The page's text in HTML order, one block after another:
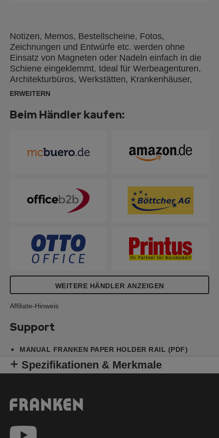
Notizen, Memos, Bestellscheine, Fotos,
Zeichnungen und Entwürfe etc. werden ohne
Einsatz von Magneten oder Nadeln einfach in die
Schiene eingeklemmt. Ideal für Werbeagenturen,
Architekturbüros, Werkstätten, Krankenhäuser,
Hotels sowie Büro-, Konferenz- und
schnelle Montage mit Schrauben oder Klebepad.
ERWEITERN
Beim Händler kaufen:
WEITERE HÄNDLER ANZEIGEN
Affiliate-Hinweis
Support
MANUAL FRANKEN PAPER HOLDER RAIL (PDF)
Spezifikationen & Merkmale